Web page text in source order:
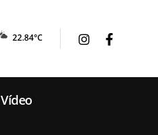
22.84°C
Vídeo